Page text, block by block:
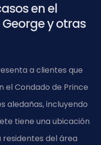
en el
y otras
a clientes que
el Condado de Prince
aledañas, incluyendo
tiene una ubicación
del área